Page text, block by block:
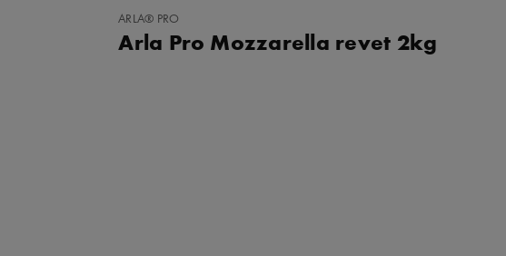
LEGG
I
ARLA® PRO
Arla Pro Mozzarella revet 2kg